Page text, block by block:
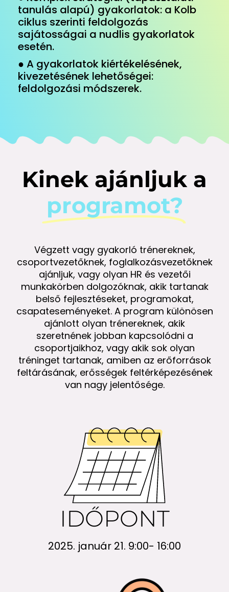
tanulás alapú) gyakorlatok: a Kolb
ciklus szerinti feldolgozás
sajátosságai a nudlis gyakorlatok
esetén.
● A gyakorlatok kiértékelésének,
kivezetésének lehetőségei:
feldolgozási módszerek.
Kinek ajánljuk a
programot?
Végzett vagy gyakorló trénereknek,
csoportvezetőknek, foglalkozásvezetőknek
ajánljuk, vagy olyan HR és vezetői
munkakörben dolgozóknak, akik tartanak
belső fejlesztéseket, programokat,
csapateseményeket. A program különösen
ajánlott olyan trénereknek, akik
szeretnének jobban kapcsolódni a
csoportjaikhoz, vagy akik sok olyan
tréninget tartanak, amiben az erőforrások
feltárásának, erősségek feltérképezésének
van nagy jelentősége.
IDŐPONT
2025. január 21. 9:00- 16:00